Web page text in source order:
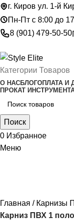
г. Киров ул. 1-й
Пн-Пт с 8:00 до
8 (901) 479-50-50
Категории Товаров
О НАСБЛОГОПЛАТА И
ПРОКАТ
Поиск
0 Избранное
Меню
Главная Карнизы
Карниз ПВХ 1